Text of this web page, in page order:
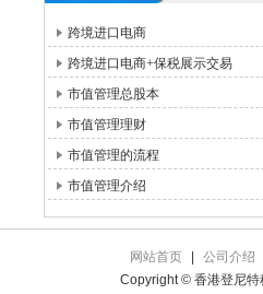
跨境进口电商
跨境进口电商+保税展示交易
市值管理总股本
市值管理理财
市值管理的流程
市值管理介绍
网站首页
公司介绍
Copyright © 香港登尼特